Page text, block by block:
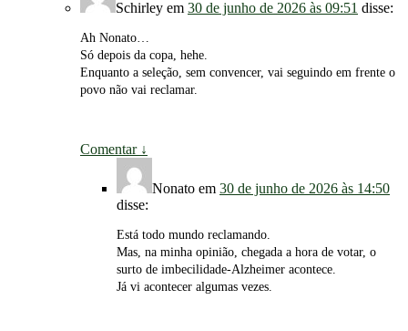
Schirley em 30 de junho de 2026 às 09:51 disse:
Ah Nonato…
Só depois da copa, hehe.
Enquanto a seleção, sem convencer, vai seguindo em frente o
povo não vai reclamar.
Comentar ↓
Nonato em 30 de junho de 2026 às 14:50
disse:
Está todo mundo reclamando.
Mas, na minha opinião, chegada a hora de votar, o
surto de imbecilidade-Alzheimer acontece.
Já vi acontecer algumas vezes.